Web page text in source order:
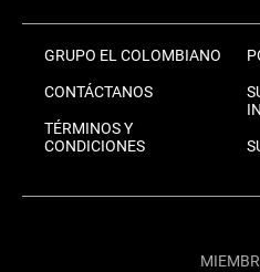
GRUPO EL COLOMBIANO
CONTÁCTANOS
TÉRMINOS Y
CONDICIONES